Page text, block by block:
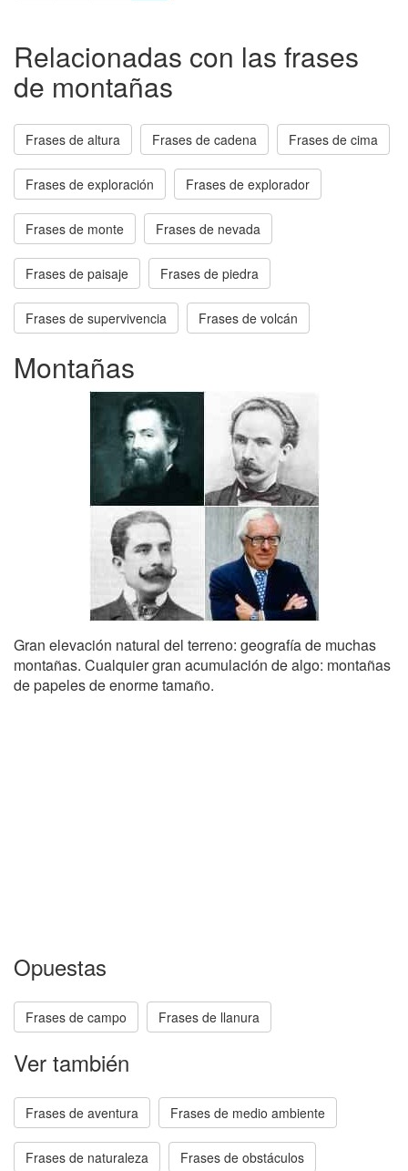
Relacionadas con las frases
de montañas
Frases de altura Frases de cadena Frases de cima
Frases de exploración Frases de explorador
Frases de monte Frases de nevada
Frases de paisaje Frases de piedra
Frases de supervivencia Frases de volcán
Montañas
Gran elevación natural del terreno: geografía de muchas
montañas. Cualquier gran acumulación de algo: montañas
de papeles de enorme tamaño.
Opuestas
Frases de campo Frases de llanura
Ver también
Frases de aventura Frases de medio ambiente
Frases de naturaleza Frases de obstáculos